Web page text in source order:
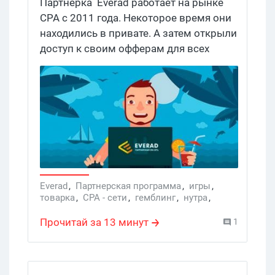
Партнерка Everad работает на рынке
CPA с 2011 года. Некоторое время они
находились в привате. А затем открыли
доступ к своим офферам для всех
желающих. Хочешь узнать, какие такие
интересные офферы у них есть, и какие
похожие нутра партнерки работают в
2021? Заходи.
Everad, Партнерская программа, игры,
товарка, CPA - сети, гемблинг, нутра,
Прочитай за 13 минут 1